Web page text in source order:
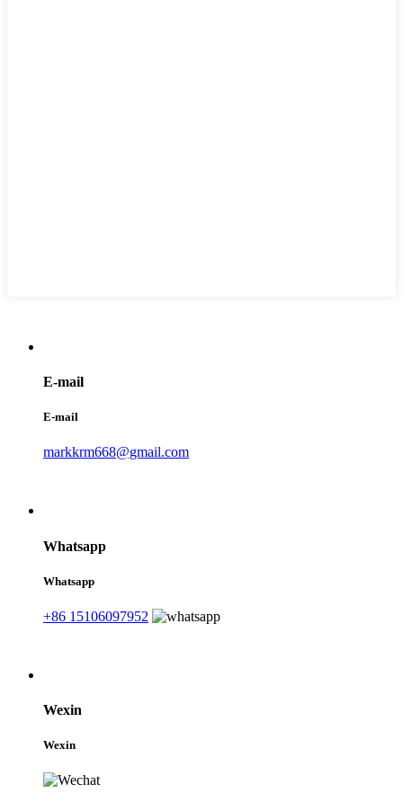
E-mail
E-mail
markkrm668@gmail.com
Whatsapp
Whatsapp
+86 15106097952
Wexin
Wexin